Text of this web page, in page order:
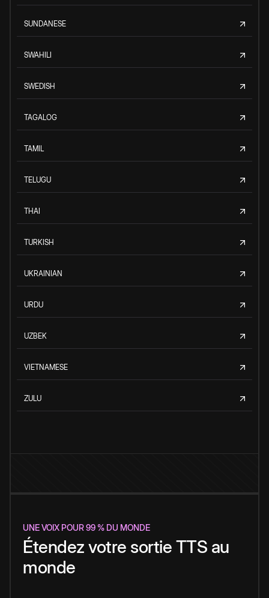
SUNDANESE
SWAHILI
SWEDISH
TAGALOG
TAMIL
TELUGU
THAI
TURKISH
UKRAINIAN
URDU
UZBEK
VIETNAMESE
ZULU
UNE VOIX POUR 99 % DU MONDE
Étendez votre sortie TTS au
monde